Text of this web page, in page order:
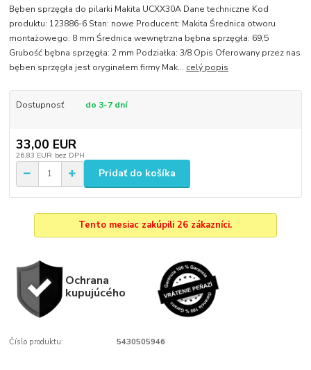
Bęben sprzęgła do pilarki Makita UCXX30A Dane techniczne Kod
produktu: 123886-6 Stan: nowe Producent: Makita Średnica otworu
montażowego: 8 mm Średnica wewnętrzna bębna sprzęgła: 69,5
Grubość bębna sprzęgła: 2 mm Podziałka: 3/8 Opis Oferowany przez nas
bęben sprzęgła jest oryginałem firmy Mak... celý popis
Dostupnosť do 3-7 dní
33,00 EUR
26,83 EUR bez DPH
Pridať do košíka
Tento mesiac zakúpili 26 zákazníci.
Ochrana
kupujúcého
Číslo produktu: 5430505946